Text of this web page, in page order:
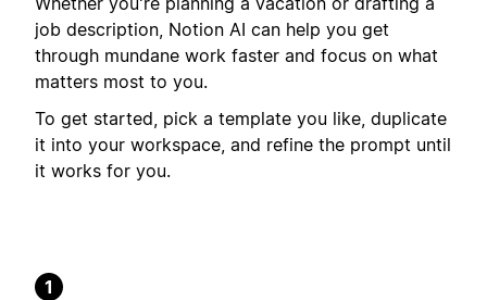
job description, Notion AI can help you get
through mundane work faster and focus on what
matters most to you.
To get started, pick a template you like, duplicate
it into your workspace, and refine the prompt until
it works for you.
1